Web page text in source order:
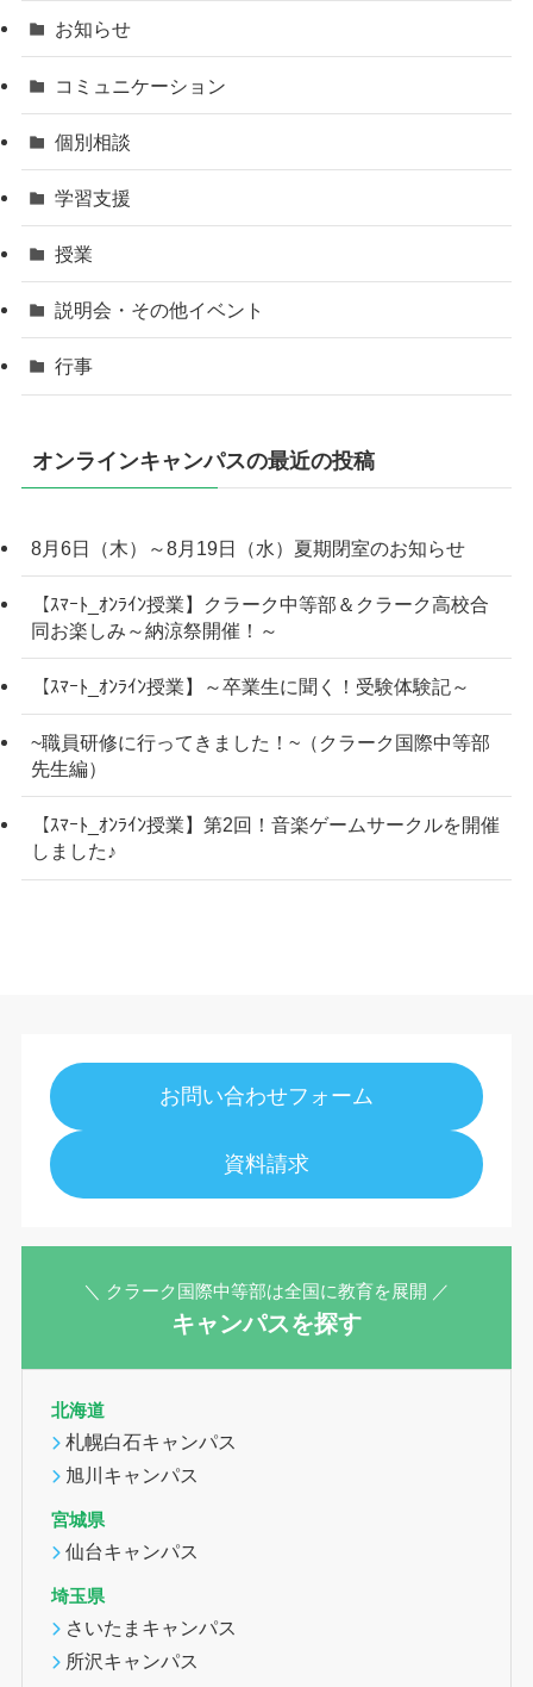
お知らせ
コミュニケーション
個別相談
学習支援
授業
説明会・その他イベント
行事
オンラインキャンパスの最近の投稿
8月6日（木）～8月19日（水）夏期閉室のお知らせ
【ｽﾏｰﾄ_ｵﾝﾗｲﾝ授業】クラーク中等部＆クラーク高校合
同お楽しみ～納涼祭開催！～
【ｽﾏｰﾄ_ｵﾝﾗｲﾝ授業】～卒業生に聞く！受験体験記～
~職員研修に行ってきました！~（クラーク国際中等部
先生編）
【ｽﾏｰﾄ_ｵﾝﾗｲﾝ授業】第2回！音楽ゲームサークルを開催
しました♪
お問い合わせフォーム
資料請求
＼ クラーク国際中等部は全国に教育を展開 ／
キャンパスを探す
北海道
札幌白石キャンパス
旭川キャンパス
宮城県
仙台キャンパス
埼玉県
さいたまキャンパス
所沢キャンパス